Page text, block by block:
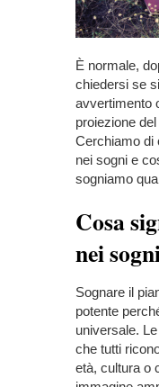
È normale,
chiedersi se
avvertimento
proiezione
Cerchiamo di
nei sogni e
sogniamo
Cosa
nei
Sognare il
potente
universale.
che tutti
età, cultura o